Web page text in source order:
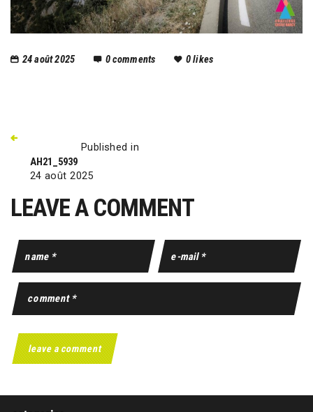
24 août 2025 0comments 0likes
Published in
AH21_5939
24 août 2025
LEAVE A COMMENT